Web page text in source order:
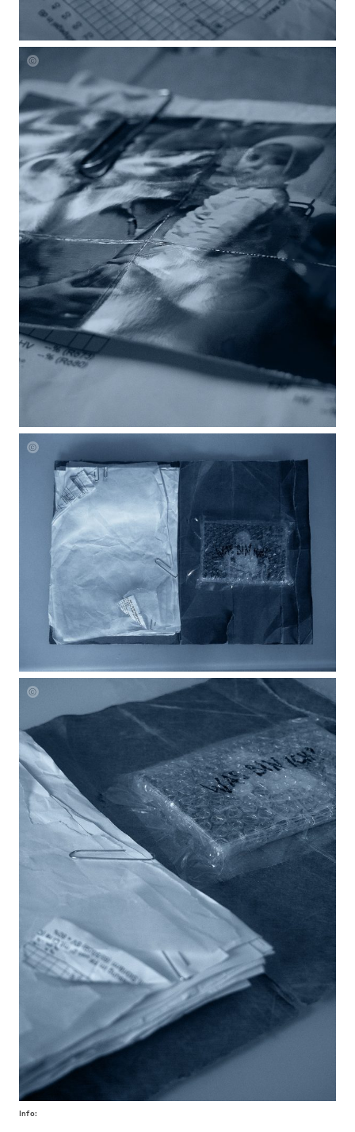
Mueller
Unheard
Blueprints
Unheard
BlueprintsLaura
Unheard
Mueller
Unheard
Blueprints
Info: